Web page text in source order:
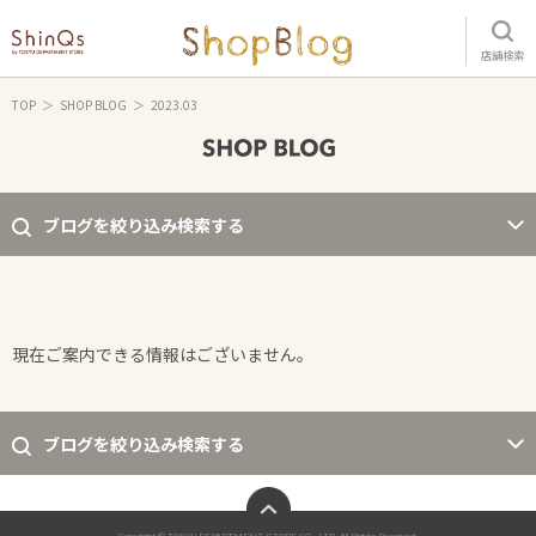
店舗検索
TOP SHOP BLOG 2023.03
ブログを絞り込み検索する
現在ご案内できる情報はございません。
ブログを絞り込み検索する